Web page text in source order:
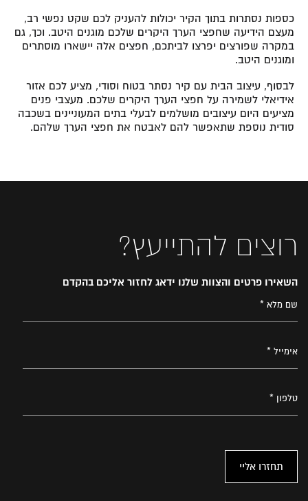
כספות נסתרות בתוך הקיר יכולות להעניק לכם שקט נפשי רב,
מעצם הידיעה שחפצי הערך היקרים שלכם מוגנים היטב. וכך, גם
במקרה שפורצים יפרצו לביתכם, חפצים אלה יישארו מוסתרים
ומוגנים היטב.
לבסוף, עיצוב הבית עם קיר נסתר בטוח וסודי, מציע לכם אזור
אידיאלי לשמירה על חפצי הערך היקרים שלכם. מעצבי פנים
מציעים היום עיצובים מושלמים לבעלי בתים המעוניינים בשכבה
סודית נוספת שתאפשר להם לאבטח את חפצי הערך שלהם.
רוצים להתייעץ?
השאירו פרטים והצוות שלנו ידאג לחזור אליכם בהקדם